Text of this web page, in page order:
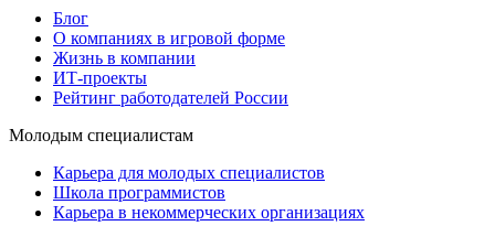
Блог
О компаниях в игровой форме
Жизнь в компании
ИТ-проекты
Рейтинг работодателей России
Молодым специалистам
Карьера для молодых специалистов
Школа программистов
Карьера в некоммерческих организациях